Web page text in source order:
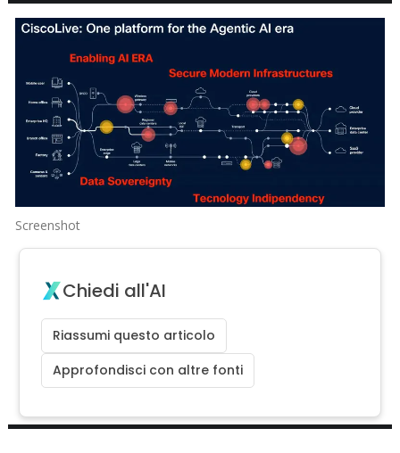
Screenshot
Chiedi all'AI
Riassumi questo articolo
Approfondisci con altre fonti